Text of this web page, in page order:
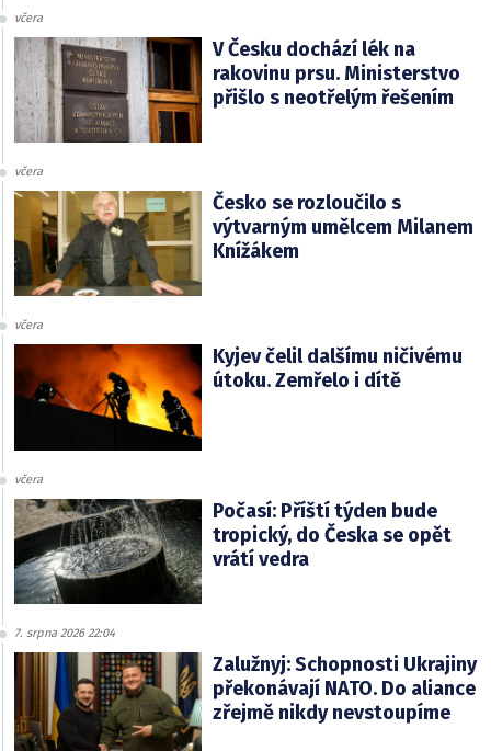
včera
V Česku dochází lék na
rakovinu prsu. Ministerstvo
přišlo s neotřelým řešením
včera
Česko se rozloučilo s
výtvarným umělcem Milanem
Knížákem
včera
Kyjev čelil dalšímu ničivému
útoku. Zemřelo i dítě
včera
Počasí: Příští týden bude
tropický, do Česka se opět
vrátí vedra
7. srpna 2026 22:04
Zalužnyj: Schopnosti Ukrajiny
překonávají NATO. Do aliance
zřejmě nikdy nevstoupíme